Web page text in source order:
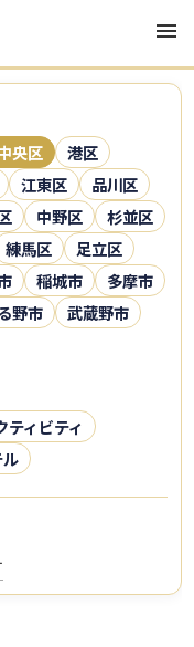
央区
港区
江東区
品川区
中野区
杉並区
練馬区
足立区
稲城市
多摩市
野市
武蔵野市
ティビティ